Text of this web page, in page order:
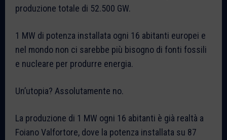
produzione totale di 52.500 GW.
1 MW di potenza installata ogni 16 abitanti europei e
nel mondo non ci sarebbe più bisogno di fonti fossili
e nucleare per produrre energia.
Un’utopia? Assolutamente no.
La produzione di 1 MW ogni 16 abitanti è già realtà a
Foiano Valfortore, dove la potenza installata su 87